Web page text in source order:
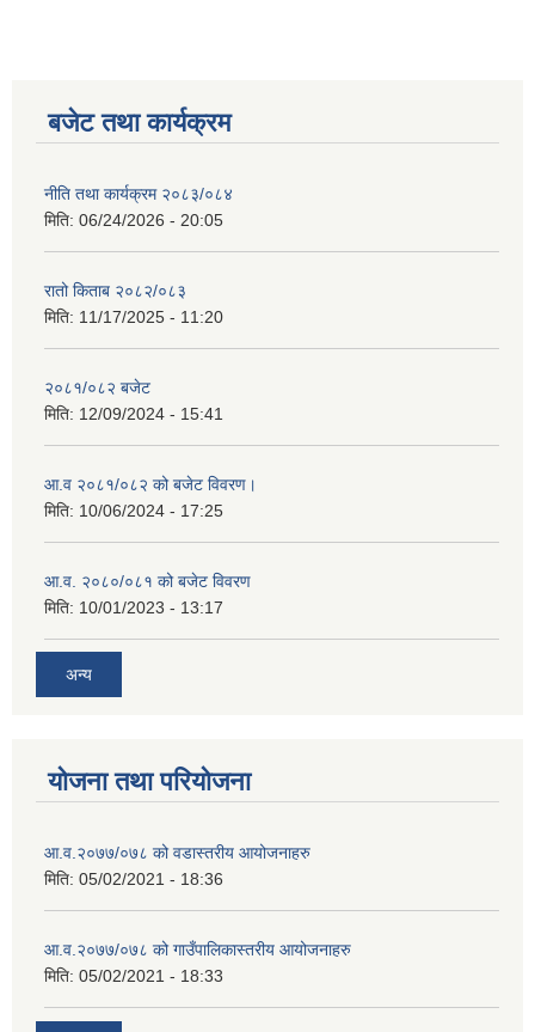
बजेट तथा कार्यक्रम
नीति तथा कार्यक्रम २०८३/०८४
मिति: 06/24/2026 - 20:05
रातो किताब २०८२/०८३
मिति: 11/17/2025 - 11:20
२०८१/०८२ बजेट
मिति: 12/09/2024 - 15:41
आ.व २०८१/०८२ को बजेट विवरण।
मिति: 10/06/2024 - 17:25
आ.व. २०८०/०८१ को बजेट विवरण
मिति: 10/01/2023 - 13:17
अन्य
योजना तथा परियोजना
आ.व.२०७७/०७८ को वडास्तरीय आयोजनाहरु
मिति: 05/02/2021 - 18:36
आ.व.२०७७/०७८ को गाउँपालिकास्तरीय आयोजनाहरु
मिति: 05/02/2021 - 18:33